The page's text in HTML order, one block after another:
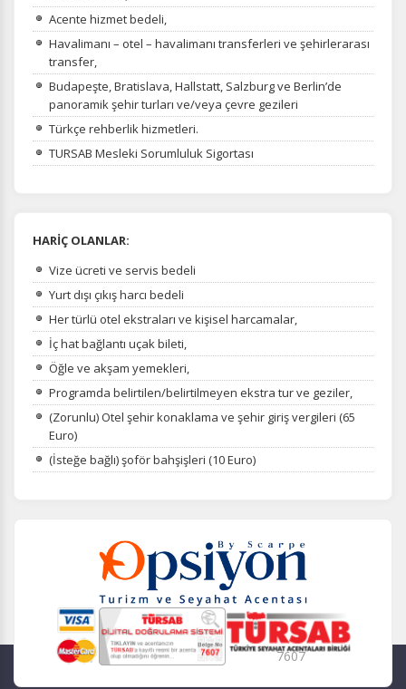
Acente hizmet bedeli,
Havalimanı – otel – havalimanı transferleri ve şehirlerarası
transfer,
Budapeşte, Bratislava, Hallstatt, Salzburg ve Berlin’de
panoramik şehir turları ve/veya çevre gezileri
Türkçe rehberlik hizmetleri.
TURSAB Mesleki Sorumluluk Sigortası
HARİÇ OLANLAR:
Vize ücreti ve servis bedeli
Yurt dışı çıkış harcı bedeli
Her türlü otel ekstraları ve kişisel harcamalar,
İç hat bağlantı uçak bileti,
Öğle ve akşam yemekleri,
Programda belirtilen/belirtilmeyen ekstra tur ve geziler,
(Zorunlu) Otel şehir konaklama ve şehir giriş vergileri (65
Euro)
(İsteğe bağlı) şoför bahşişleri (10 Euro)
7607